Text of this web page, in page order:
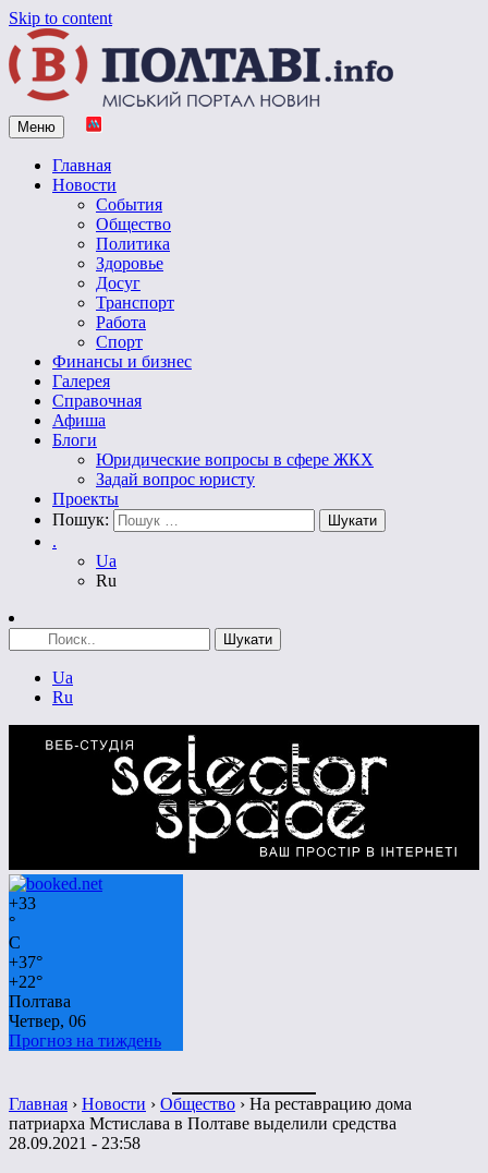
Skip to content
Vpoltave.info
Полтавский портал новостей
Меню
Главная
Новости
События
Общество
Политика
Здоровье
Досуг
Транспорт
Работа
Спорт
Финансы и бизнес
Галерея
Справочная
Афиша
Блоги
Юридические вопросы в сфере ЖКХ
Задай вопрос юристу
Проекты
Пошук:
.
Ua
Ru
Ua
Ru
+33
°
C
+37°
+22°
Полтава
Четвер, 06
Прогноз на тиждень
Главная › Новости › Общество › На реставрацию дома
патриарха Мстислава в Полтаве выделили средства
28.09.2021 - 23:58